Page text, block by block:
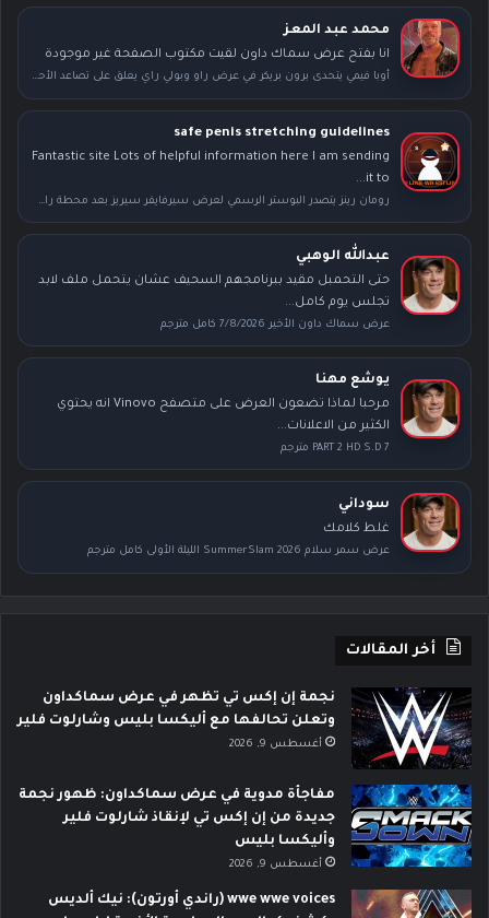
محمد عبد المعز
انا بفتح عرض سماك داون لقيت مكتوب الصفحة غير موجودة
أوبا فيمي يتحدى برون بريكر في عرض راو وبولي راي يعلق على تصاعد الأحداث بعد سمر سلام
safe penis stretching guidelines
Fantastic site Lots of helpful information here I am sending
it to...
رومان رينز يتصدر البوستر الرسمي لعرض سيرفايفر سيريز بعد محطة راسلمينيا
عبدالله الوهبي
حتى التحمبل مقيد ببرنامجهم السحيف عشان يتحمل ملف لابد
تجلس يوم كامل...
عرض سماك داون الأخير 7/8/2026 كامل مترجم
يوشع مهنا
مرحبا لماذا تضعون العرض على متصفح Vinovo انه يحتوي
الكثير من الاعلانات...
PART 2 HD S.D 7 مترجم
سوداني
غلط كلامك
عرض سمر سلام SummerSlam 2026 الليلة الأولى كامل مترجم
أخر المقالات
نجمة إن إكس تي تظهر في عرض سماكداون
وتعلن تحالفها مع أليكسا بليس وشارلوت فلير
أغسطس 9, 2026
مفاجأة مدوية في عرض سماكداون: ظهور نجمة
جديدة من إن إكس تي لإنقاذ شارلوت فلير
وأليكسا بليس
أغسطس 9, 2026
wwe wwe voices (راندي أورتون): نيك ألديس